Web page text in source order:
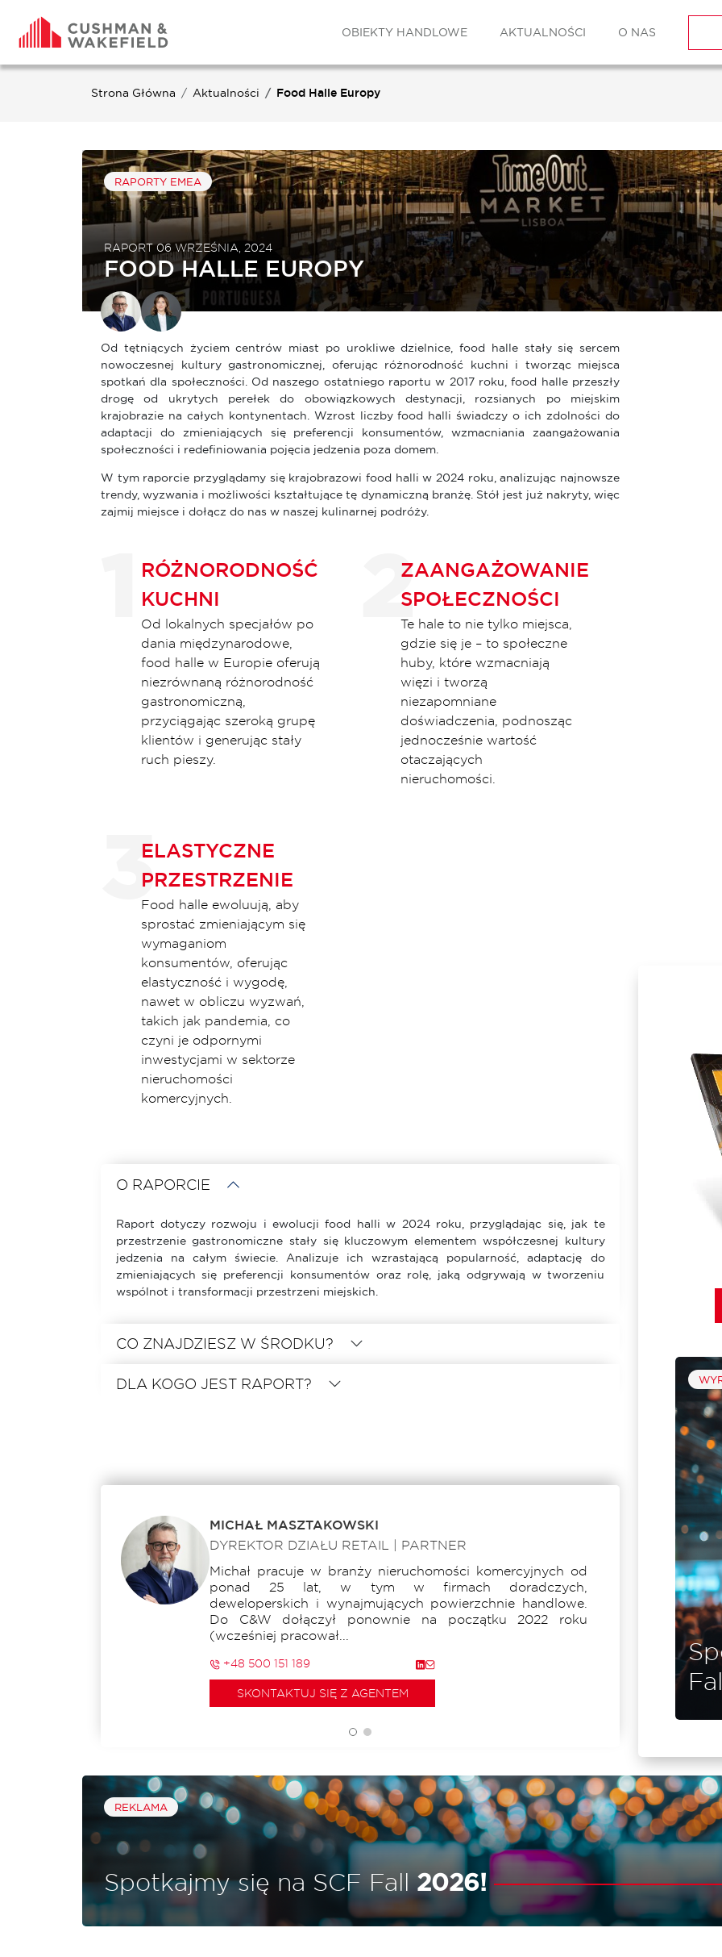
OBIEKTY HANDLOWE AKTUALNOŚCI O NAS
Strona Główna Aktualności Food Halle Europy
RAPORTY EMEA
RAPORT 06 WRZEŚNIA, 2024
FOOD HALLE EUROPY
Od tętniących życiem centrów miast po urokliwe dzielnice, food halle stały się sercem
nowoczesnej kultury gastronomicznej, oferując różnorodność kuchni i tworząc miejsca
spotkań dla społeczności. Od naszego ostatniego raportu w 2017 roku, food halle przeszły
drogę od ukrytych perełek do obowiązkowych destynacji, rozsianych po miejskim
krajobrazie na całych kontynentach. Wzrost liczby food halli świadczy o ich zdolności do
adaptacji do zmieniających się preferencji konsumentów, wzmacniania zaangażowania
społeczności i redefiniowania pojęcia jedzenia poza domem.
W tym raporcie przyglądamy się krajobrazowi food halli w 2024 roku, analizując najnowsze
trendy, wyzwania i możliwości kształtujące tę dynamiczną branżę. Stół jest już nakryty, więc
zajmij miejsce i dołącz do nas w naszej kulinarnej podróży.
RÓŻNORODNOŚĆ
KUCHNI
Od lokalnych specjałów po
dania międzynarodowe,
food halle w Europie oferują
niezrównaną różnorodność
gastronomiczną,
przyciągając szeroką grupę
klientów i generując stały
ruch pieszy.
ZAANGAŻOWANIE
SPOŁECZNOŚCI
Te hale to nie tylko miejsca,
gdzie się je – to społeczne
huby, które wzmacniają
więzi i tworzą
niezapomniane
doświadczenia, podnosząc
jednocześnie wartość
otaczających
nieruchomości.
ELASTYCZNE
PRZESTRZENIE
Food halle ewoluują, aby
sprostać zmieniającym się
wymaganiom
konsumentów, oferując
elastyczność i wygodę,
nawet w obliczu wyzwań,
takich jak pandemia, co
czyni je odpornymi
inwestycjami w sektorze
nieruchomości
komercyjnych.
O RAPORCIE
Raport dotyczy rozwoju i ewolucji food halli w 2024 roku, przyglądając się, jak te
przestrzenie gastronomiczne stały się kluczowym elementem współczesnej kultury
jedzenia na całym świecie. Analizuje ich wzrastającą popularność, adaptację do
zmieniających się preferencji konsumentów oraz rolę, jaką odgrywają w tworzeniu
wspólnot i transformacji przestrzeni miejskich.
CO ZNAJDZIESZ W ŚRODKU?
DLA KOGO JEST RAPORT?
MICHAŁ MASZTAKOWSKI
DYREKTOR DZIAŁU RETAIL | PARTNER
Michał pracuje w branży nieruchomości komercyjnych od
ponad 25 lat, w tym w firmach doradczych,
deweloperskich i wynajmujących powierzchnie handlowe.
Do C&W dołączył ponownie na początku 2022 roku
(wcześniej pracował...
+48 500 151 189
SKONTAKTUJ SIĘ Z AGENTEM
handlowych w regionie CEE – Shopping
Michał Masztakowski
REKLAMA
Spotkajmy się na SCF Fall2026!